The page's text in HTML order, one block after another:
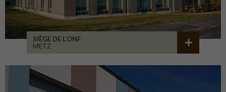
SIÈGE DE L’ONF
METZ